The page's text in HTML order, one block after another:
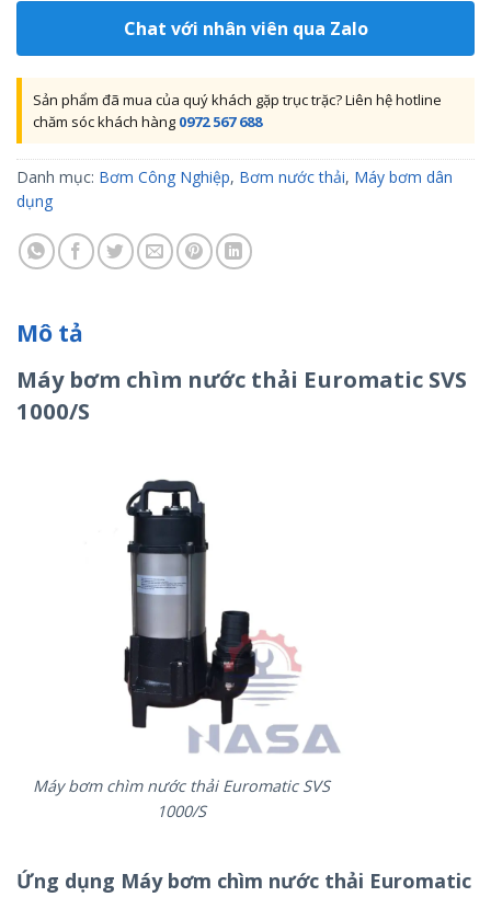
Chat với nhân viên qua Zalo
Sản phẩm đã mua của quý khách gặp trục trặc? Liên hệ hotline
chăm sóc khách hàng 0972 567 688
Danh mục: Bơm Công Nghiệp, Bơm nước thải, Máy bơm dân
dụng
Mô tả
Máy bơm chìm nước thải Euromatic SVS
1000/S
Máy bơm chìm nước thải Euromatic SVS
1000/S
Ứng dụng Máy bơm chìm nước thải Euromatic